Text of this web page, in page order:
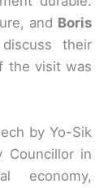
and Boris
their
the visit was
by Yo-Sik
Councillor in
economy,